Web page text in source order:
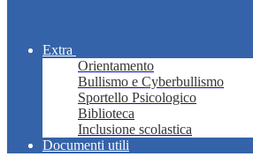
Extra
Orientamento
Bullismo e Cyberbullismo
Sportello Psicologico
Biblioteca
Inclusione scolastica
Documenti utili